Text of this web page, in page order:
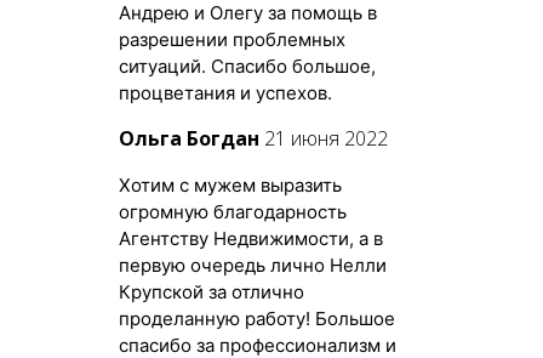
Андрею и Олегу за помощь в
разрешении проблемных
ситуаций. Спасибо большое,
процветания и успехов.
Ольга Богдан 21 июня 2022
Хотим с мужем выразить
огромную благодарность
Агентству Недвижимости, а в
первую очередь лично Нелли
Крупской за отлично
проделанную работу! Большое
спасибо за профессионализм и